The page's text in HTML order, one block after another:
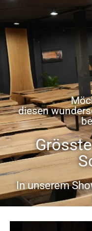
diesen
In unserem